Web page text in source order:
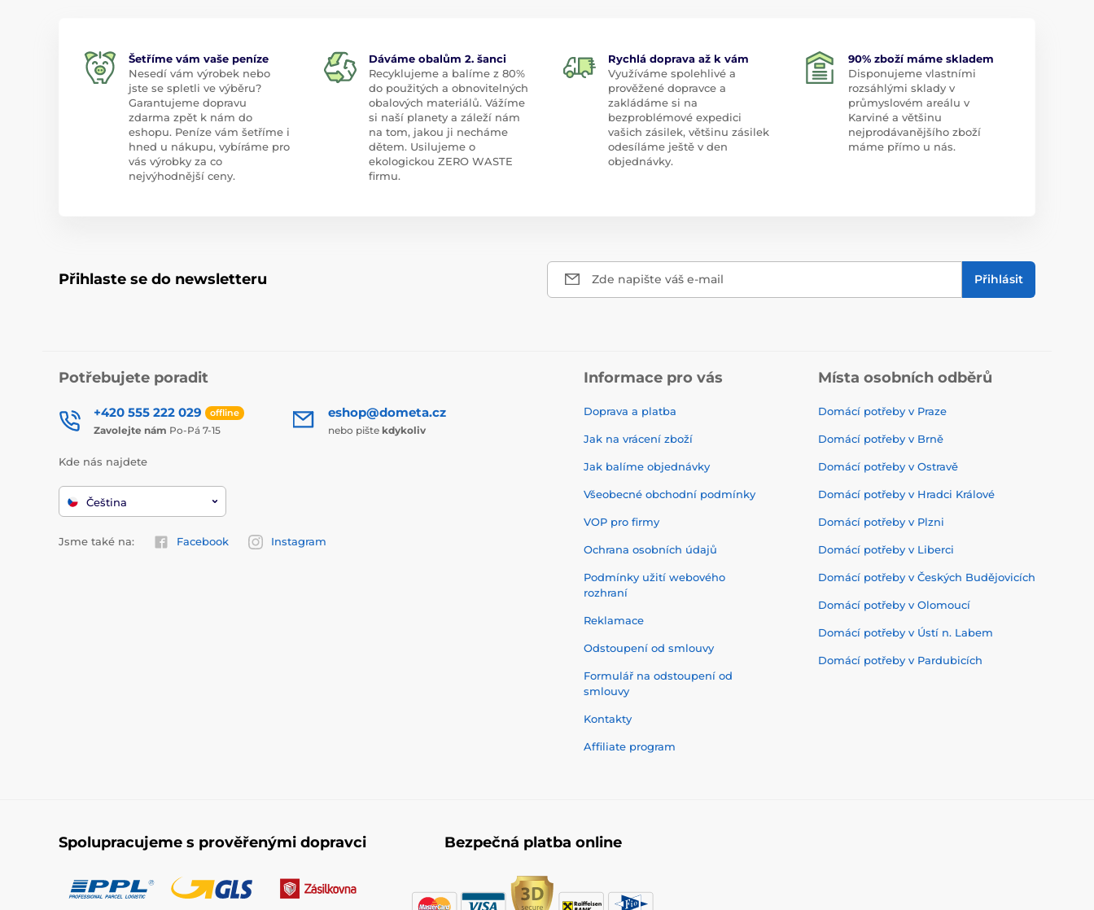
Šetříme vám vaše peníze
Nesedí vám výrobek nebo
jste se spletli ve výběru?
Garantujeme dopravu
zdarma zpět k nám do
eshopu. Peníze vám šetříme i
hned u nákupu, vybíráme pro
vás výrobky za co
nejvýhodnější ceny.
Dáváme obalům 2. šanci
Recyklujeme a balíme z 80%
do použitých a obnovitelných
obalových materiálů. Vážíme
si naší planety a záleží nám
na tom, jakou ji necháme
dětem. Usilujeme o
ekologickou ZERO WASTE
firmu.
Rychlá doprava až k vám
Využíváme spolehlivé a
prověžené dopravce a
zakládáme si na
bezproblémové expedici
vašich zásilek, většinu zásilek
odesíláme ještě v den
objednávky.
90% zboží máme skladem
Disponujeme vlastními
rozsáhlými sklady v
průmyslovém areálu v
Karviné a většinu
nejprodávanějšího zboží
máme přímo u nás.
Přihlaste se do newsletteru Zde napište váš e-mail Přihlásit
Potřebujete poradit
+420 555 222 029 offline
Zavolejte nám Po-Pá 7-15
eshop@dometa.cz
nebo pište kdykoliv
Kde nás najdete
Čeština
Jsme také na: Facebook Instagram
Informace pro vás
Doprava a platba
Jak na vrácení zboží
Jak balíme objednávky
Všeobecné obchodní podmínky
VOP pro firmy
Ochrana osobních údajů
Podmínky užití webového
rozhraní
Reklamace
Odstoupení od smlouvy
Formulář na odstoupení od
smlouvy
Kontakty
Affiliate program
Místa osobních odběrů
Domácí potřeby v Praze
Domácí potřeby v Brně
Domácí potřeby v Ostravě
Domácí potřeby v Hradci Králové
Domácí potřeby v Plzni
Domácí potřeby v Liberci
Domácí potřeby v Českých Budějovicích
Domácí potřeby v Olomoucí
Domácí potřeby v Ústí n. Labem
Domácí potřeby v Pardubicích
Spolupracujeme s prověřenými dopravci Bezpečná platba online